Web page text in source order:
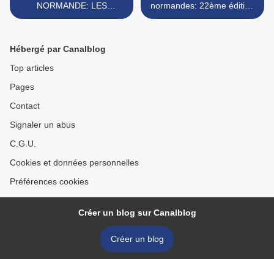
NORMANDE: LES
GEOGRAPHES PLUS
normandes: 22ème édition
du PRIX BAYEUX
Hébergé par Canalblog
Top articles
Pages
Contact
Signaler un abus
C.G.U.
Cookies et données personnelles
Préférences cookies
Créer un blog sur Canalblog
Créer un blog